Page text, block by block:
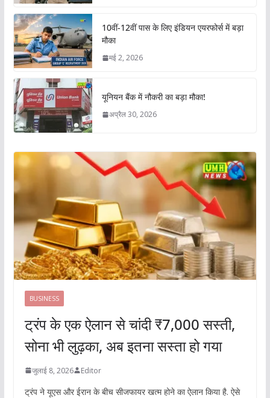
10वीं-12वीं पास के लिए इंडियन एयरफोर्स में बड़ा
मौका
मई 2, 2026
यूनियन बैंक में नौकरी का बड़ा मौका!
अप्रैल 30, 2026
BUSINESS
ट्रंप के एक ऐलान से चांदी ₹7,000 सस्ती,
सोना भी लुढ़का, अब इतना सस्ता हो गया
जुलाई 8, 2026 Editor
ट्रंप ने यूएस और ईरान के बीच सीजफायर खत्म होने का ऐलान किया है. ऐसे